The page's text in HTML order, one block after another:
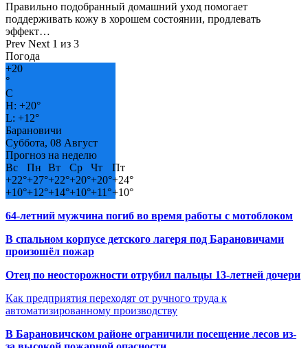
Правильно подобранный домашний уход помогает
поддерживать кожу в хорошем состоянии, продлевать
эффект…
Prev Next 1 из 3
Погода
+20
°
C
H: +20°
L: +12°
Барановичи
Суббота, 08 Август
Прогноз на неделю
Вс
Пн Вт Ср Чт
Пт
+22°+27°+22°+20°+20°+24°
+10°+12°+14°+10°+11°+10°
64-летний мужчина погиб во время работы с мотоблоком
В спальном корпусе детского лагеря под Барановичами
произошёл пожар
Отец по неосторожности отрубил пальцы 13-летней дочери
Как предприятия переходят от ручного труда к
автоматизированному производству
В Барановичском районе ограничили посещение лесов из-